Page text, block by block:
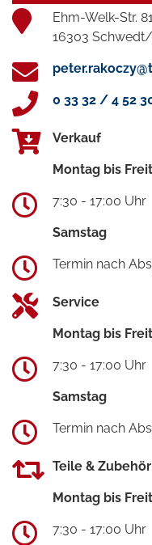
Ehm-Welk-Str.
16303
0 33 32 / 4 52
Verkauf
Montag bis
7:30 - 17:00 Uhr
Samstag
Termin nach
Service
Montag bis
7:30 - 17:00 Uhr
Samstag
Termin nach
Teile & Zubehör
Montag bis
7:30 - 17:00 Uhr